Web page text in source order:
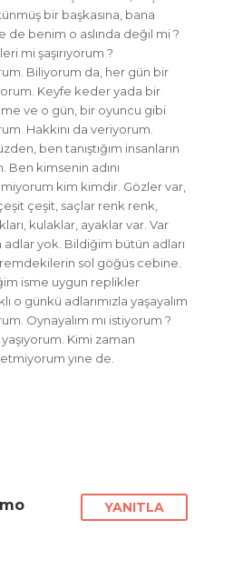
bir başkasına, bana
de benim o aslında değil mi ?
mi şaşırıyorum ?
Biliyorum da, her gün bir
Keyfe keder yada bir
ve o gün, bir oyuncu gibi
Hakkını da veriyorum.
ben tanıştığım insanların
Ben kimsenin adını
kim kimdir. Gözler var,
çeşit, saçlar renk renk,
kulaklar, ayaklar var. Var
adlar yok. Bildiğim bütün adları
sol göğüs cebine.
isme uygun replikler
o günkü adlarımızla yaşayalım
Oynayalım mı istiyorum ?
Kimi zaman
yine de.
YANITLA